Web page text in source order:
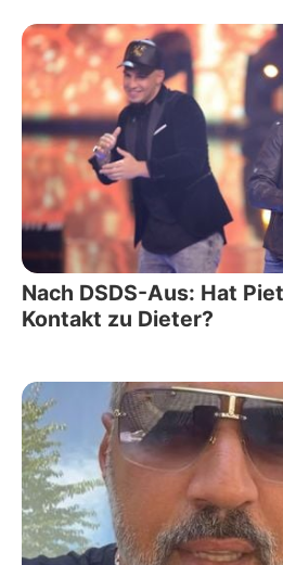
Nach DSDS-Aus: Hat
Kontakt zu Dieter?